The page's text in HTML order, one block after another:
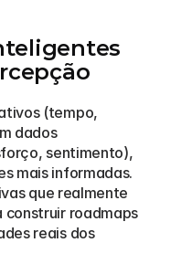
(tempo,
dados
sentimento),
mais informadas.
que realmente
construir roadmaps
reais dos